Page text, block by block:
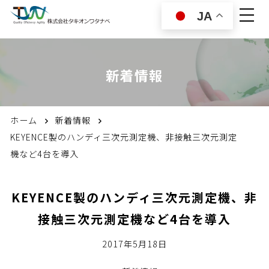
JA
新着情報
ホーム
新着情報
KEYENCE製のハンディ三次元測定機、非接触三次元測定
機など4台を導入
KEYENCE製のハンディ三次元測定機、非
接触三次元測定機など4台を導入
2017年5月18日